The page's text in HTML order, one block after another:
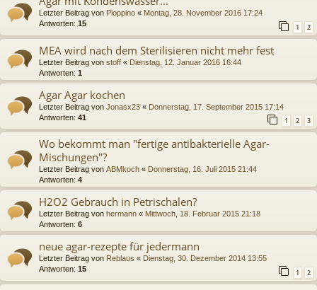
Letzter Beitrag von Pioppino « Montag, 28. November 2016 17:24
Antworten: 15 1 2
MEA wird nach dem Sterilisieren nicht mehr fest
Letzter Beitrag von stoff « Dienstag, 12. Januar 2016 16:44
Antworten: 1
Agar Agar kochen
Letzter Beitrag von Jonasx23 « Donnerstag, 17. September 2015 17:14
Antworten: 41 1 2 3
Wo bekommt man "fertige antibakterielle Agar-
Mischungen"?
Letzter Beitrag von ABMkoch « Donnerstag, 16. Juli 2015 21:44
Antworten: 4
H2O2 Gebrauch in Petrischalen?
Letzter Beitrag von hermann « Mittwoch, 18. Februar 2015 21:18
Antworten: 6
neue agar-rezepte für jedermann
Letzter Beitrag von Reblaus « Dienstag, 30. Dezember 2014 13:55
Antworten: 15 1 2